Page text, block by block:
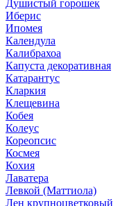
Душистый горошек
Иберис
Ипомея
Календула
Калибрахоа
Капуста декоративная
Катарантус
Кларкия
Клещевина
Кобея
Колеус
Кореопсис
Космея
Кохия
Лаватера
Левкой (Маттиола)
Лен крупноцветковый